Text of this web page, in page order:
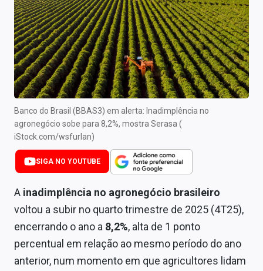
Cotações
Comprar ou vender?
Carteiras Recomendadas
Central de Dividendos
Central de Fundos Imobiliários
Central dos IPOs
Renda Fixa
Finanças Pessoais
Mercados
Economia
Empresas
Banco do Brasil (BBAS3) em alerta: Inadimplência no
agronegócio sobe para 8,2%, mostra Serasa (
iStock.com/wsfurlan)
SIGA NO YOUTUBE
A inadimplência no agronegócio brasileiro
voltou a subir no quarto trimestre de 2025 (4T25),
encerrando o ano a 8,2%, alta de 1 ponto
percentual em relação ao mesmo período do ano
anterior, num momento em que agricultores lidam